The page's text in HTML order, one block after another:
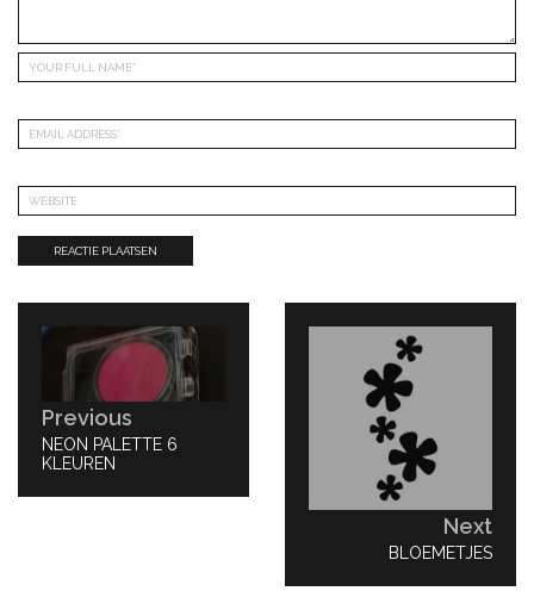
navigatie
Previous
PREVIOUS
POST:
NEON PALETTE 6
KLEUREN
Next
NEXT
BLOEMETJES